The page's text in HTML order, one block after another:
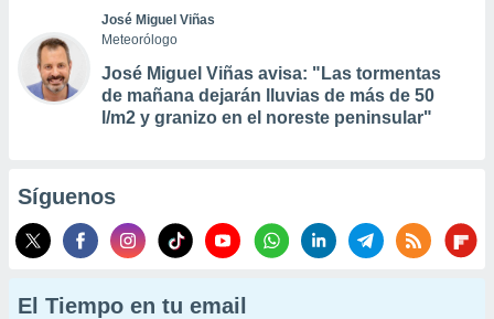
José Miguel Viñas
Meteorólogo
José Miguel Viñas avisa: "Las tormentas
de mañana dejarán lluvias de más de 50
l/m2 y granizo en el noreste peninsular"
Síguenos
El Tiempo en tu email